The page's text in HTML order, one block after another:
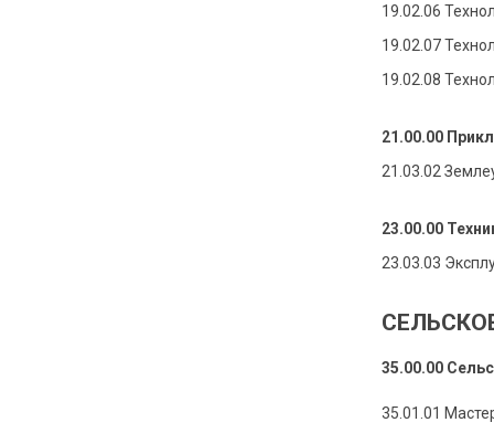
19.02.06
19.02.07
19.02.08
21.00.00
21.03.02
23.00.00
23.03.03
35.00.00
35.01.01